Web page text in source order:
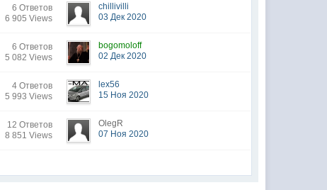
6 Ответов
6 905 Views
chillivilli
03 Дек 2020
6 Ответов
5 082 Views
bogomoloff
02 Дек 2020
4 Ответов
5 993 Views
lex56
15 Ноя 2020
12 Ответов
8 851 Views
OlegR
07 Ноя 2020